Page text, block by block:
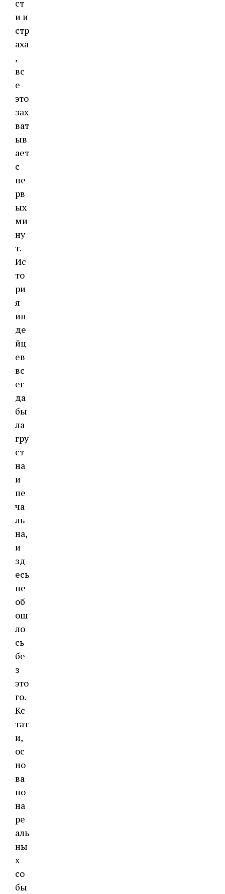
ст
и и
стр
аха
,
вс
е
это
зах
ват
ыв
ает
с
пе
рв
ых
ми
ну
т.
Ис
то
ри
я
ин
де
йц
ев
вс
ег
да
бы
ла
гру
ст
на
и
пе
ча
ль
на,
и
зд
есь
не
об
ош
ло
сь
бе
з
это
го.
Кс
тат
и,
ос
но
ва
но
на
ре
аль
ны
х
со
бы